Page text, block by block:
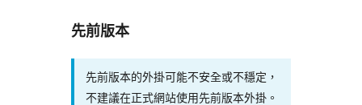
先前版本
先前版本的外掛可能不安全或不穩定，
不建議在正式網站使用先前版本外掛。